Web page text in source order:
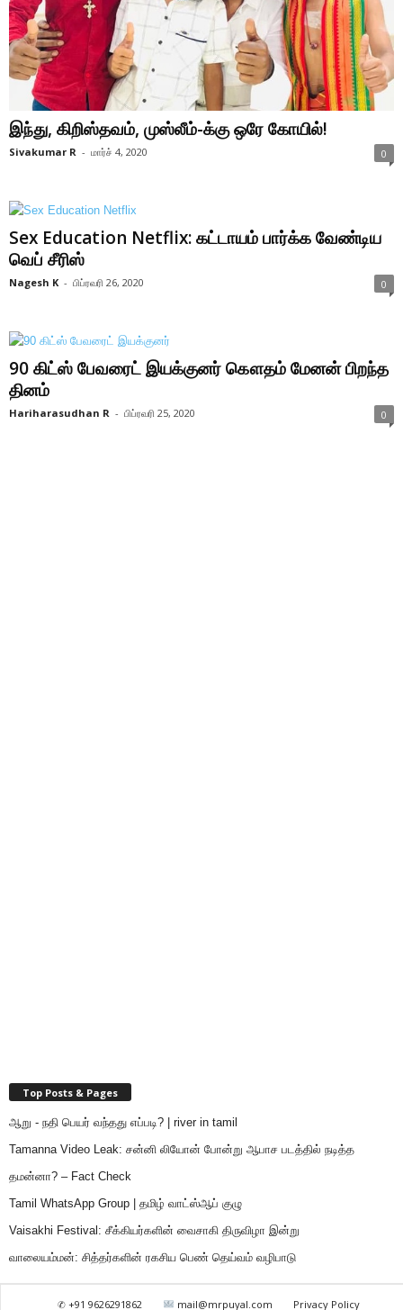
இந்து, கிறிஸ்தவம், முஸ்லீம்-க்கு ஒரே கோயில்!
Sivakumar R - மார்ச் 4, 2020 0
Sex Education Netflix: கட்டாயம் பார்க்க வேண்டிய
வெப் சீரிஸ்
Nagesh K - பிப்ரவரி 26, 2020 0
90 கிட்ஸ் பேவரைட் இயக்குனர் கௌதம் மேனன் பிறந்த
தினம்
Hariharasudhan R - பிப்ரவரி 25, 2020 0
Top Posts & Pages
ஆறு - நதி பெயர் வந்தது எப்படி? | river in tamil
Tamanna Video Leak: சன்னி லியோன் போன்று ஆபாச படத்தில் நடித்த
தமன்னா? – Fact Check
Tamil WhatsApp Group | தமிழ் வாட்ஸ்ஆப் குழு
Vaisakhi Festival: சீக்கியர்களின் வைசாகி திருவிழா இன்று
வாலையம்மன்: சித்தர்களின் ரகசிய பெண் தெய்வம் வழிபாடு
✆ +91 9626291862 mail@mrpuyal.com Privacy Policy